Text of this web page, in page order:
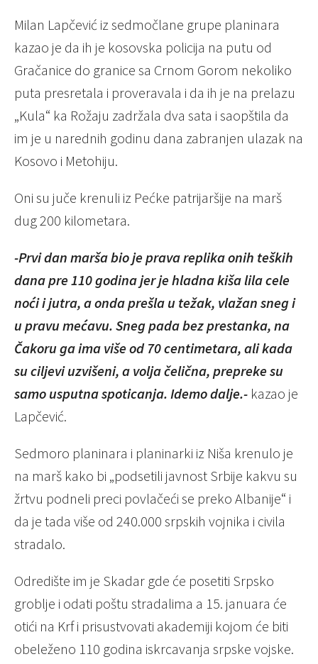
Milan Lapčević iz sedmočlane grupe planinara
kazao je da ih je kosovska policija na putu od
Gračanice do granice sa Crnom Gorom nekoliko
puta presretala i proveravala i da ih je na prelazu
„Kula“ ka Rožaju zadržala dva sata i saopštila da
im je u narednih godinu dana zabranjen ulazak na
Kosovo i Metohiju.
Oni su juče krenuli iz Pećke patrijaršije na marš
dug 200 kilometara.
-Prvi dan marša bio je prava replika onih teških
dana pre 110 godina jer je hladna kiša lila cele
noći i jutra, a onda prešla u težak, vlažan sneg i
u pravu mećavu. Sneg pada bez prestanka, na
Čakoru ga ima više od 70 centimetara, ali kada
su ciljevi uzvišeni, a volja čelična, prepreke su
samo usputna spoticanja. Idemo dalje.- kazao je
Lapčević.
Sedmoro planinara i planinarki iz Niša krenulo je
na marš kako bi „podsetili javnost Srbije kakvu su
žrtvu podneli preci povlačeći se preko Albanije“ i
da je tada više od 240.000 srpskih vojnika i civila
stradalo.
Odredište im je Skadar gde će posetiti Srpsko
groblje i odati poštu stradalima a 15. januara će
otići na Krf i prisustvovati akademiji kojom će biti
obeleženo 110 godina iskrcavanja srpske vojske.